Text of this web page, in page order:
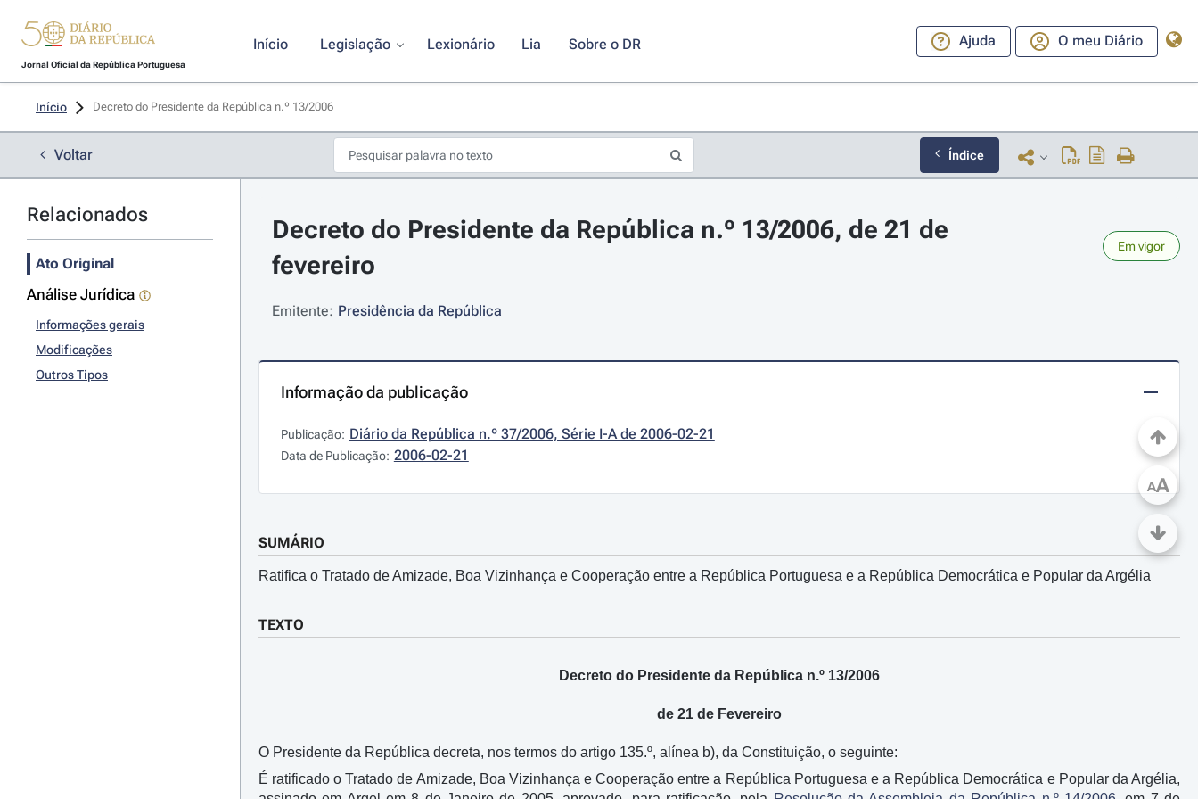
Jornal Oficial da República Portuguesa
Início Legislação Lexionário Lia Sobre o DR Ajuda O meu Diário
Início Decreto do Presidente da República n.º 13/2006
Voltar Índice
Relacionados
Ato Original
Análise Jurídica
Informações gerais
Modificações
Outros Tipos
Decreto do Presidente da República n.º 13/2006, de 21 de
fevereiro
Em vigor
Emitente: Presidência da República
Informação da publicação
Publicação: Diário da República n.º 37/2006, Série I-A de 2006-02-21
Data de Publicação: 2006-02-21
SUMÁRIO
Ratifica o Tratado de Amizade, Boa Vizinhança e Cooperação entre a República Portuguesa e a República Democrática e Popular da Argélia
TEXTO
Decreto do Presidente da República n.º 13/2006
de 21 de Fevereiro
O Presidente da República decreta, nos termos do artigo 135.º, alínea b), da Constituição, o seguinte:
É ratificado o Tratado de Amizade, Boa Vizinhança e Cooperação entre a República Portuguesa e a República Democrática e Popular da Argélia,
AA